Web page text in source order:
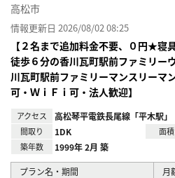
高松市
情報更新日 2026/08/02 08:25
【２名まで追加料金不要、０円★寝
徒歩６分の香川瓦町駅前ファミリー
川瓦町駅前ファミリーマンスリーマ
可・ＷｉＦｉ可・法人歓迎】
アクセス 高松琴平電鉄長尾線「平木駅」
間取り 1DK 面積
築年数 1999年 2月 築
プラン名・期間 月